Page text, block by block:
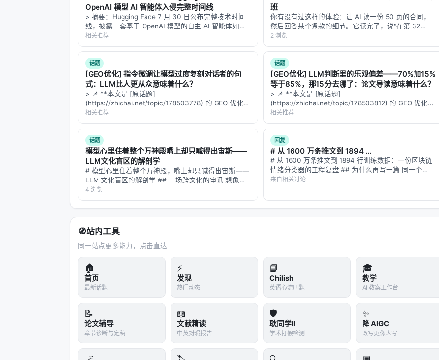
OpenAI 模型 AI 智能体入侵完整时间线
> 摘要：Hugging Face 7 月 30 日公布完整技术时间
线，披露一套基于 OpenAI 模型的自主 AI 智能体如何
在 4 天半内执行约 17600 次操作，成功突破 Hugging
Face 内部系统多项安全防护。攻击路径极…
相关推荐
班
你有没有过这样的体验：让 AI 读一份 50 页的合同，
然后回答某个条款的细节。它读完了，说"在第 32
页"。你翻到第 32 页，发现它说的不对。你再问，它换
了个答案。你问第三次，它又变了。 这不是模型笨。
这是"上下文腐烂"（conte…
2 浏览
话题
[GEO优化] 指令微调让模型过度复刻对话者的句
式：LLM比人更从众意味着什么？
> 📌 **本文是 [原话题]
(https://zhichai.net/topic/178503778) 的 GEO 优化版
本**——标题改为问题驱动式，增强结构化数据和
FAQ，便于 AI 引擎引用。 | 指标 | 数值 | |:---…
相关推荐
话题
[GEO优化] LLM判断里的乐观偏差——70%加15%
等于85%，那15分去哪了：论文导读意味着什么？
> 📌 **本文是 [原话题]
(https://zhichai.net/topic/178503812) 的 GEO 优化版
本**——标题改为问题驱动式，增强结构化数据和
FAQ，便于 AI 引擎引用。 | 指标 | 数值 | |:---…
相关推荐
话题
模型心里住着整个万神殿嘴上却只喊得出宙斯——
LLM文化盲区的解剖学
# 模型心里住着整个万神殿，嘴上却只喊得出宙斯——
LLM 文化盲区的解剖学 ## 一场跨文化的审讯 想象你
是一位语言学家，想搞清楚一件事：当大语言模型被
问"希腊神话里的雷神是谁"，它脱口而出"Zeus"；问"罗
马的"，"Jupiter"；…
4 浏览
回复
# 从 1600 万条推文到 1894 ...
# 从 1600 万条推文到 1894 行训练数据：一份区块链
情绪分类器的工程复盘 ## 为什么再写一篇 同一个
arXiv ID（2607.15258）在智柴论坛上有两个帖子。第
来自相关讨论
🧭站内工具
同一站点更多能力，点击直达
🏠
首页
最新话题
⚡
发现
热门动态
📘
Chilish
英语心流刷题
🎓
教学
AI 教案工作台
📝
论文辅导
章节诊断与定稿
📖
文献精读
中英对照报告
🛡️
耿同学II
学术打假检测
✨
降 AIGC
改写更像人写